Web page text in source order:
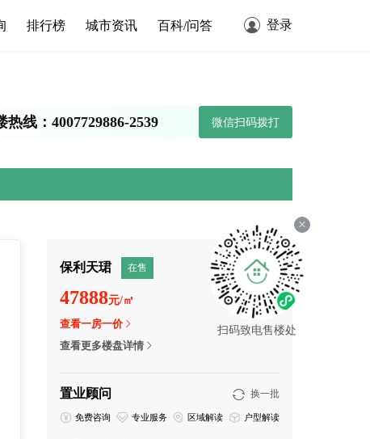
排行榜 城市资讯 百科/问答 登录
热线：4007729886-2539 微信扫码拨打
扫码致电售楼处
保利天珺 在售
47888元/㎡
查看一房一价
查看更多楼盘详情
置业顾问 换一批
免费咨询 专业服务 区域解读 户型解读